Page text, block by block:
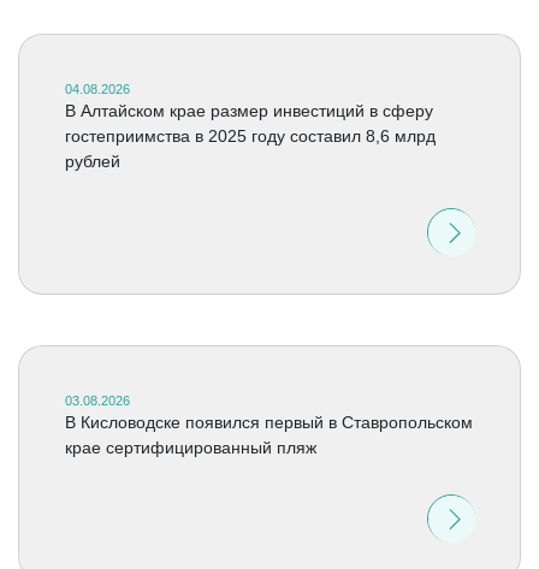
04.08.2026
В Алтайском крае размер инвестиций в сферу
гостеприимства в 2025 году составил 8,6 млрд
рублей
03.08.2026
В Кисловодске появился первый в Ставропольском
крае сертифицированный пляж